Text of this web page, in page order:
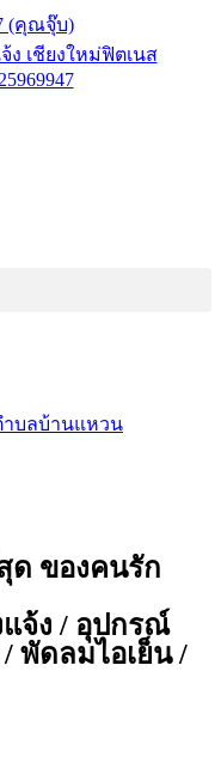
(คุณจุ๊บ)
ง เชียงใหม่ฟิตเนส
ด ของคนรัก
แจ้ง / อุปกรณ์
พัดลมไอเย็น /